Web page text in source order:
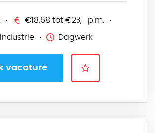
€18,68 tot €23,- p.m.
Dagwerk
vacature